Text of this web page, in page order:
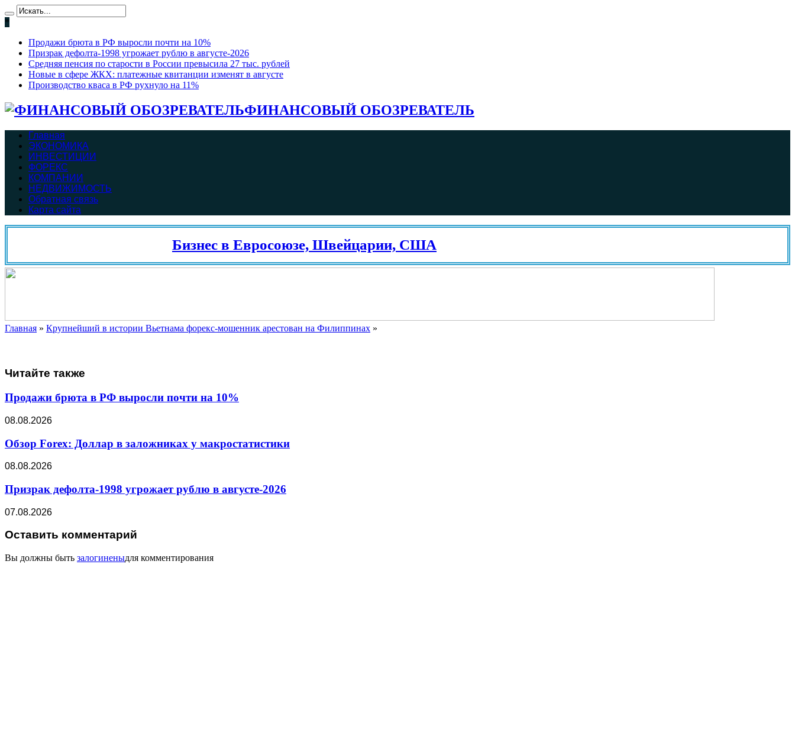
*
Продажи брюта в РФ выросли почти на 10%
Призрак дефолта-1998 угрожает рублю в августе-2026
Средняя пенсия по старости в России превысила 27 тыс. рублей
Новые в сфере ЖКХ: платежные квитанции изменят в августе
Производство кваса в РФ рухнуло на 11%
ФИНАНСОВЫЙ ОБОЗРЕВАТЕЛЬ
Главная
ЭКОНОМИКА
ИНВЕСТИЦИИ
ФОРЕКС
КОМПАНИИ
НЕДВИЖИМОСТЬ
Обратная связь
Карта сайта
Бизнес в Евросоюзе, Швейцарии, США
Главная » Крупнейший в истории Вьетнама форекс-мошенник арестован на Филиппинах »
Читайте также
Продажи брюта в РФ выросли почти на 10%
08.08.2026
Обзор Forex: Доллар в заложниках у макростатистики
08.08.2026
Призрак дефолта-1998 угрожает рублю в августе-2026
07.08.2026
Оставить комментарий
Вы должны быть залогиненыдля комментирования